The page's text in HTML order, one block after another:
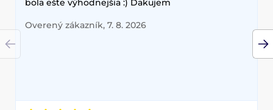
Overený zákazník, 7. 8. 2026